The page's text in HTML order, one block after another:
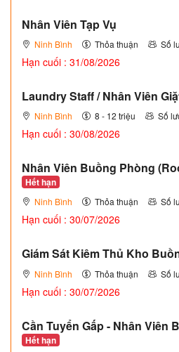
Nhân Viên Tạp Vụ
Ninh Bình Thỏa thuận Số
Hạn cuối : 31/08/2026
Laundry Staff / Nhân Viên
Ninh Bình 8 - 12 triệu Số
Hạn cuối : 30/08/2026
Nhân Viên Buồng Phòng
Hết hạn
Ninh Bình Thỏa thuận Số
Hạn cuối : 30/07/2026
Giám Sát Kiêm Thủ Kho
Ninh Bình Thỏa thuận Số
Hạn cuối : 30/07/2026
Cần Tuyển Gấp - Nhân Viên
Hết hạn